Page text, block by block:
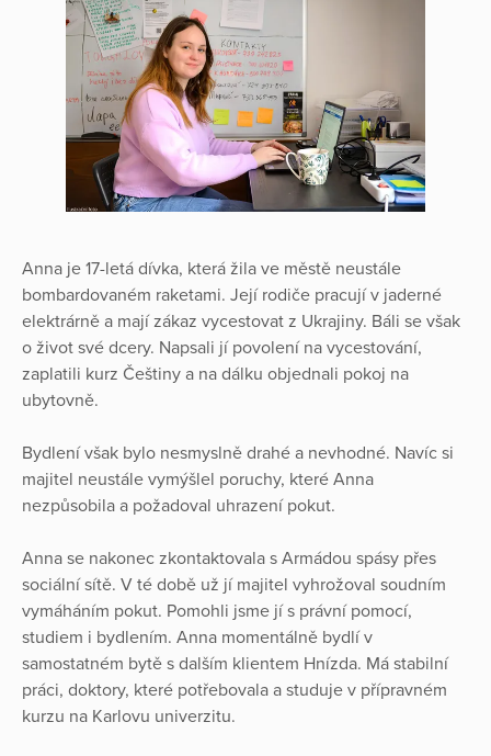
Anna je 17-letá dívka, která žila ve městě neustále
bombardovaném raketami. Její rodiče pracují v jaderné
elektrárně a mají zákaz vycestovat z Ukrajiny. Báli se však
o život své dcery. Napsali jí povolení na vycestování,
zaplatili kurz Češtiny a na dálku objednali pokoj na
ubytovně.
Bydlení však bylo nesmyslně drahé a nevhodné. Navíc si
majitel neustále vymýšlel poruchy, které Anna
nezpůsobila a požadoval uhrazení pokut.
Anna se nakonec zkontaktovala s Armádou spásy přes
sociální sítě. V té době už jí majitel vyhrožoval soudním
vymáháním pokut. Pomohli jsme jí s právní pomocí,
studiem i bydlením. Anna momentálně bydlí v
samostatném bytě s dalším klientem Hnízda. Má stabilní
práci, doktory, které potřebovala a studuje v přípravném
kurzu na Karlovu univerzitu.